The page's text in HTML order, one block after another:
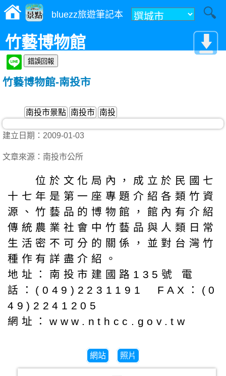
bluezz旅遊筆記本
竹藝博物館
竹藝博物館-南投市
南投市景點 南投市 南投
建立日期：2009-01-03
文章來源：南投市公所
位於文化局內，成立於民國七
十七年是第一座專題介紹各類竹資
源、竹藝品的博物館，館內有介紹
傳統農業社會中竹藝品與人類日常
生活密不可分的關係，並對台灣竹
種作有詳盡介紹。
地址：南投市建國路135號 電
話：(049)2231191 FAX：(0
49)2241205
網址：www.nthcc.gov.tw
網站 照片